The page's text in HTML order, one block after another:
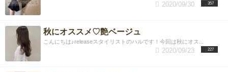
357
2020/09/30
秋にオススメ♡艶ベージュ
こんにちは♪releaseスタイリストのハルです！今回は秋にオス...
227
2020/09/23